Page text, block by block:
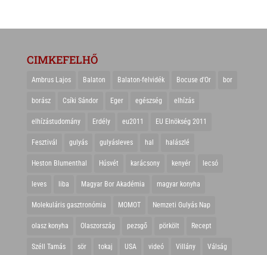
CIMKEFELHŐ
Ambrus Lajos Balaton Balaton-felvidék Bocuse d'Or bor
borász Csíki Sándor Eger egészség elhízás
elhízástudomány Erdély eu2011 EU Elnökség 2011
Fesztivál gulyás gulyásleves hal halászlé
Heston Blumenthal Húsvét karácsony kenyér lecsó
leves liba Magyar Bor Akadémia magyar konyha
Molekuláris gasztronómia MOMOT Nemzeti Gulyás Nap
olasz konyha Olaszország pezsgő pörkölt Recept
Széll Tamás sör tokaj USA videó Villány Válság